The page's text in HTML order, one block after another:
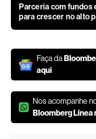
Parceria com fundos
para crescer no alto
Faça da
aqui
Nos acompanhe
Bloomberg Línea